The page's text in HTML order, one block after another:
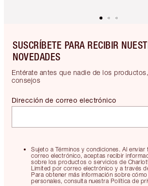
SUSCRÍBETE PARA RECIBIR
NOVEDADES
Entérate antes que nadie de los
consejos
Sujeto a Términos y condiciones. Al enviar
correo electrónico, aceptas recibir
sobre los productos o servicios de
Limited por correo electrónico y a través
Para obtener más información sobre
personales, consulta nuestra Política de
Dirección de correo electrónico